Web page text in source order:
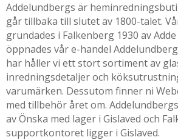
Addelundbergs är
går tillbaka till slutet av 1800-talet.
grundades i Falkenberg 1930 av
öppnades vår e-handel
har håller vi ett stort sortiment av
inredningsdetaljer och
varumärken. Dessutom finner ni
med tillbehör året om.
av Önska med lager i Gislaved och
supportkontoret ligger i Gislaved.